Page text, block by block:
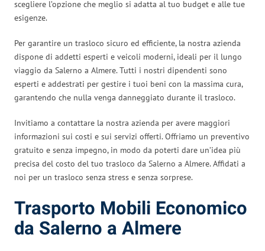
scegliere l’opzione che meglio si adatta al tuo budget e alle tue
esigenze.
Per garantire un trasloco sicuro ed efficiente, la nostra azienda
dispone di addetti esperti e veicoli moderni, ideali per il lungo
viaggio da Salerno a Almere. Tutti i nostri dipendenti sono
esperti e addestrati per gestire i tuoi beni con la massima cura,
garantendo che nulla venga danneggiato durante il trasloco.
Invitiamo a contattare la nostra azienda per avere maggiori
informazioni sui costi e sui servizi offerti. Offriamo un preventivo
gratuito e senza impegno, in modo da poterti dare un’idea più
precisa del costo del tuo trasloco da Salerno a Almere. Affidati a
noi per un trasloco senza stress e senza sorprese.
Trasporto Mobili Economico
da Salerno a Almere